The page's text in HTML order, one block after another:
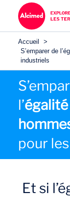
Accueil
>
S’emparer de
industriels
l’
pour
Et si